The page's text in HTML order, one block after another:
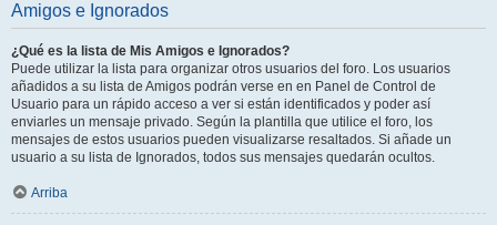
Amigos e Ignorados
¿Qué es la lista de Mis Amigos e Ignorados?
Puede utilizar la lista para organizar otros usuarios del foro. Los usuarios
añadidos a su lista de Amigos podrán verse en en Panel de Control de
Usuario para un rápido acceso a ver si están identificados y poder así
enviarles un mensaje privado. Según la plantilla que utilice el foro, los
mensajes de estos usuarios pueden visualizarse resaltados. Si añade un
usuario a su lista de Ignorados, todos sus mensajes quedarán ocultos.
Arriba